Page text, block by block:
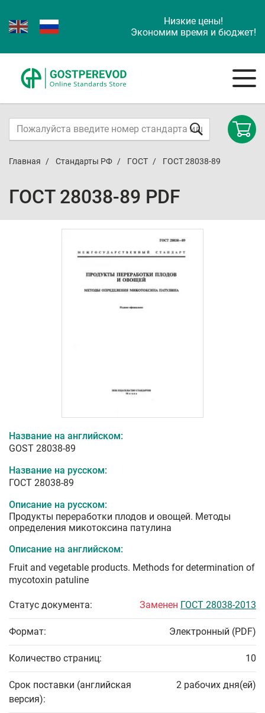
Низкие цены!
Экономим время и бюджет!
Главная Стандарты РФ ГОСТ ГОСТ 28038-89
ГОСТ 28038-89 PDF
Название на английском:
GOST 28038-89
Название на русском:
ГОСТ 28038-89
Описание на русском:
Продукты переработки плодов и овощей. Методы
определения микотоксина патулина
Описание на английском:
Fruit and vegetable products. Methods for determination of
mycotoxin patuline
Статус документа: Заменен ГОСТ 28038-2013
Формат: Электронный (PDF)
Количество страниц: 10
Срок поставки (английская
версия):
2 рабочих дня(ей)